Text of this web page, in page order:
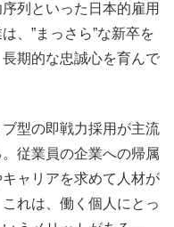
列といった日本的雇用
、”まっさら”な新卒を
期的な忠誠心を育んで
型の即戦力採用が主流
従業員の企業への帰属
ャリアを求めて人材が
れは、働く個人にとっ